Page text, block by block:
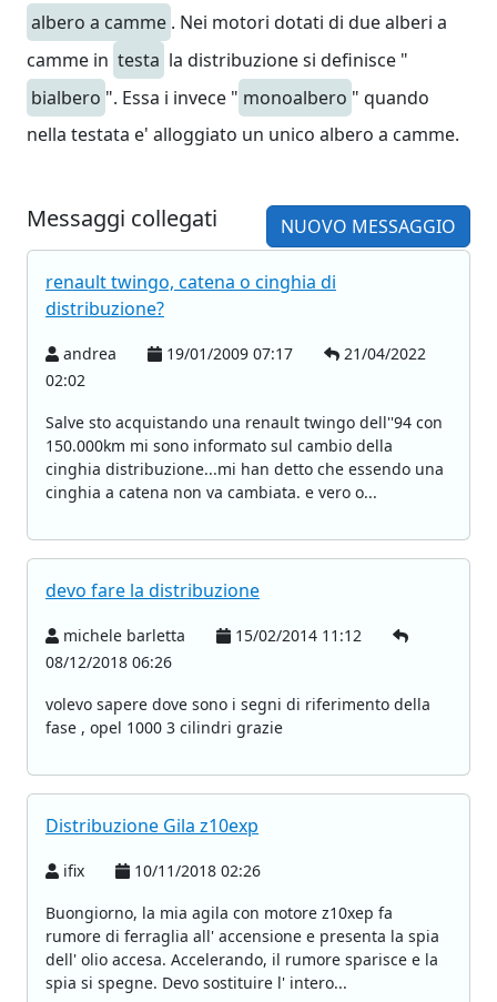
albero a camme . Nei motori dotati di due alberi a
camme in testa la distribuzione si definisce "
bialbero ". Essa i invece " monoalbero " quando
nella testata e' alloggiato un unico albero a camme.
Messaggi collegati NUOVO MESSAGGIO
renault twingo, catena o cinghia di
distribuzione?
andrea 19/01/2009 07:17
21/04/2022
02:02
Salve sto acquistando una renault twingo dell''94 con
150.000km mi sono informato sul cambio della
cinghia distribuzione...mi han detto che essendo una
cinghia a catena non va cambiata. e vero o...
devo fare la distribuzione
michele barletta
15/02/2014 11:12
08/12/2018 06:26
volevo sapere dove sono i segni di riferimento della
fase , opel 1000 3 cilindri grazie
Distribuzione Gila z10exp
ifix
10/11/2018 02:26
Buongiorno, la mia agila con motore z10xep fa
rumore di ferraglia all' accensione e presenta la spia
dell' olio accesa. Accelerando, il rumore sparisce e la
spia si spegne. Devo sostituire l' intero...